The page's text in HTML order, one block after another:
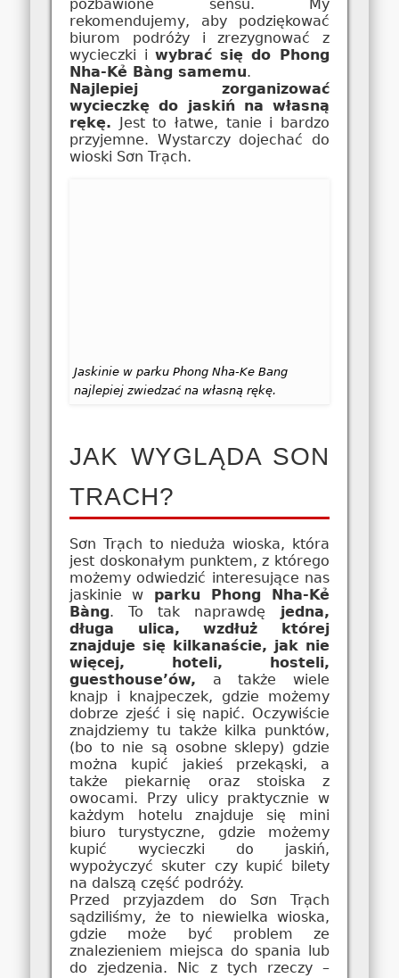
pozbawione sensu. My
rekomendujemy, aby podziękować
biurom podróży i zrezygnować z
wycieczki i wybrać się do Phong
Nha-Kẻ Bàng samemu.
Najlepiej zorganizować
wycieczkę do jaskiń na własną
rękę. Jest to łatwe, tanie i bardzo
przyjemne. Wystarczy dojechać do
wioski Sơn Trạch.
Jaskinie w parku Phong Nha-Ke Bang
najlepiej zwiedzać na własną rękę.
JAK WYGLĄDA SON
TRACH?
Sơn Trạch to nieduża wioska, która
jest doskonałym punktem, z którego
możemy odwiedzić interesujące nas
jaskinie w parku Phong Nha-Kẻ
Bàng. To tak naprawdę jedna,
długa ulica, wzdłuż której
znajduje się kilkanaście, jak nie
więcej, hoteli, hosteli,
guesthouse’ów, a także wiele
knajp i knajpeczek, gdzie możemy
dobrze zjeść i się napić. Oczywiście
znajdziemy tu także kilka punktów,
(bo to nie są osobne sklepy) gdzie
można kupić jakieś przekąski, a
także piekarnię oraz stoiska z
owocami. Przy ulicy praktycznie w
każdym hotelu znajduje się mini
biuro turystyczne, gdzie możemy
kupić wycieczki do jaskiń,
wypożyczyć skuter czy kupić bilety
na dalszą część podróży.
Przed przyjazdem do Sơn Trạch
sądziliśmy, że to niewielka wioska,
gdzie może być problem ze
znalezieniem miejsca do spania lub
do zjedzenia. Nic z tych rzeczy –